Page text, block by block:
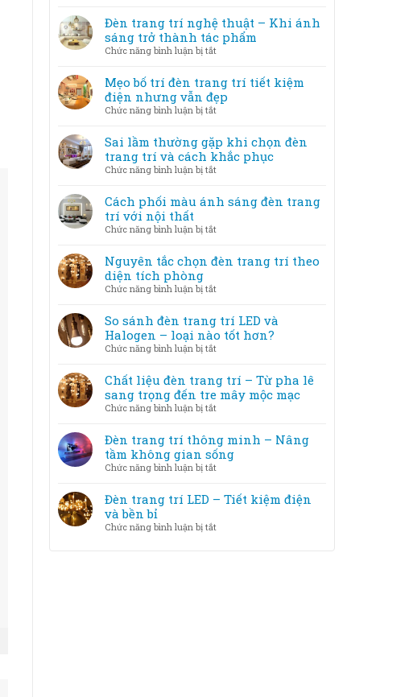
trang
lễ
kiện
–
Tạo
gian
lung
linh
Đèn trang trí nghệ thuật – Khi ánh
sáng trở thành tác phẩm
Chức năng bình luận bị tắtở
trang
trí
nghệ
Khi
ánh
sáng
thành
phẩm
Mẹo bố trí đèn trang trí tiết kiệm
điện nhưng vẫn đẹp
Chức năng bình luận bị tắtở
trí
đèn
tiết
điện
vẫn
Sai lầm thường gặp khi chọn đèn
trang trí và cách khắc phục
Chức năng bình luận bị tắtở
lầm
đèn
trí
cách
khắc
phục
Cách phối màu ánh sáng đèn trang
trí với nội thất
Chức năng bình luận bị tắtở
phối
trang
trí
với
thất
Nguyên tắc chọn đèn trang trí theo
diện tích phòng
Chức năng bình luận bị tắtở
tắc
chọn
đèn
theo
diện
tích
So sánh đèn trang trí LED và
Halogen – loại nào tốt hơn?
Chức năng bình luận bị tắtở
sánh
đèn
trang
và
Halogen
–
nào
hơn?
Chất liệu đèn trang trí – Từ pha lê
sang trọng đến tre mây mộc mạc
Chức năng bình luận bị tắtở
đèn
trang
Từ
lê
Đèn trang trí thông minh – Nâng
tầm không gian sống
Chức năng bình luận bị tắtở
trang
Đèn trang trí LED – Tiết kiệm điện
và bền bỉ
Chức năng bình luận bị tắtở